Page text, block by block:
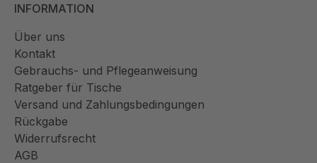
INFORMATION
Über uns
Kontakt
Gebrauchs- und Pflegeanweisung
Ratgeber für Tische
Versand und Zahlungsbedingungen
Rückgabe
Widerrufsrecht
AGB